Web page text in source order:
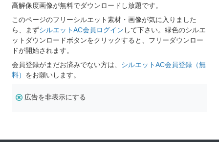
高解像度画像が無料でダウンロードし放題です。
このページのフリーシルエット素材・画像が気に入りました
ら、まずシルエットAC会員ログイン して下さい。緑色のシルエ
ットダウンロードボタンをクリックすると、フリーダウンロー
ドが開始されます。
会員登録がまだお済みでない方は、 シルエットAC会員登録（無
料） をお願いします。
広告を非表示にする